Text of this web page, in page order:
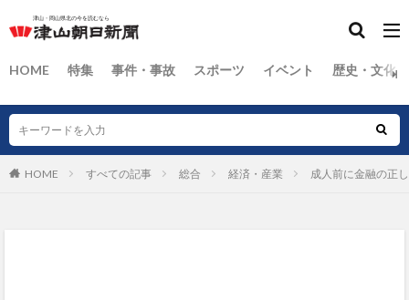
HOME 特集 事件・事故 スポーツ イベント 歴史・文化
HOME すべての記事 総合 経済・産業 成人前に金融の正